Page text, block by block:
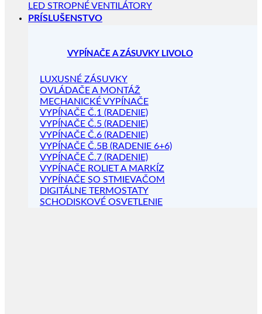
LED STROPNÉ VENTILÁTORY
PRÍSLUŠENSTVO
VYPÍNAČE A ZÁSUVKY LIVOLO
LUXUSNÉ ZÁSUVKY
OVLÁDAČE A MONTÁŽ
MECHANICKÉ VYPÍNAČE
VYPÍNAČE Č.1 (RADENIE)
VYPÍNAČE Č.5 (RADENIE)
VYPÍNAČE Č.6 (RADENIE)
VYPÍNAČE Č.5B (RADENIE 6+6)
VYPÍNAČE Č.7 (RADENIE)
VYPÍNAČE ROLIET A MARKÍZ
VYPÍNAČE SO STMIEVAČOM
DIGITÁLNE TERMOSTATY
SCHODISKOVÉ OSVETLENIE